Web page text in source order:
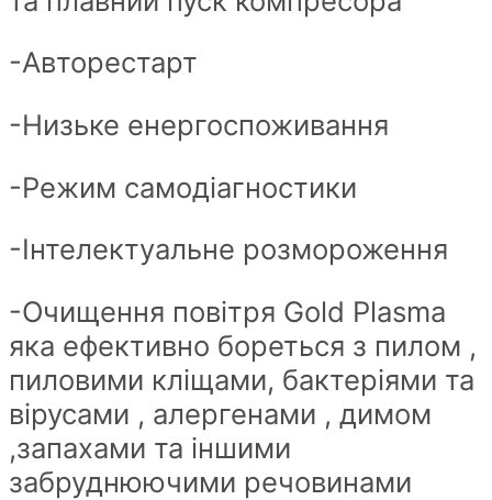
-Авторестарт
-Низьке енергоспоживання
-Режим самодіагностики
-Інтелектуальне розмороження
-Очищення повітря Gold Plasma
яка ефективно бореться з пилом ,
пиловими кліщами, бактеріями та
вірусами , алергенами , димом
,запахами та іншими
забруднюючими речовинами